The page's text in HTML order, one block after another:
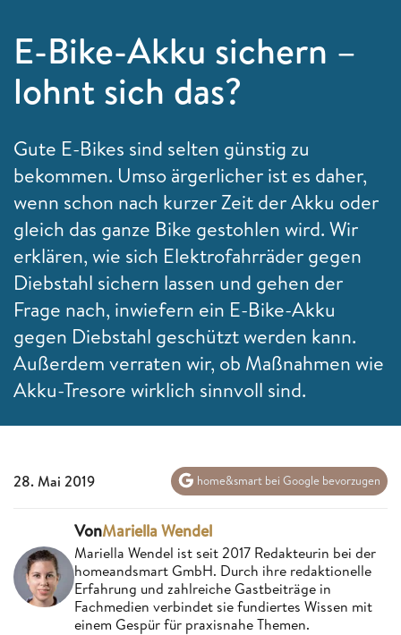
E-Bike-Akku sichern –
lohnt sich das?
Gute E-Bikes sind selten günstig zu
bekommen. Umso ärgerlicher ist es daher,
wenn schon nach kurzer Zeit der Akku oder
gleich das ganze Bike gestohlen wird. Wir
erklären, wie sich Elektrofahrräder gegen
Diebstahl sichern lassen und gehen der
Frage nach, inwiefern ein E-Bike-Akku
gegen Diebstahl geschützt werden kann.
Außerdem verraten wir, ob Maßnahmen wie
Akku-Tresore wirklich sinnvoll sind.
28. Mai 2019 home&smart bei Google bevorzugen
VonMariella Wendel
Mariella Wendel ist seit 2017 Redakteurin bei der
homeandsmart GmbH. Durch ihre redaktionelle
Erfahrung und zahlreiche Gastbeiträge in
Fachmedien verbindet sie fundiertes Wissen mit
einem Gespür für praxisnahe Themen.